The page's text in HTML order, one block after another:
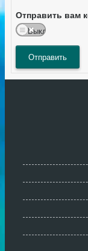
Отправить вам
Выкл.
Отправить